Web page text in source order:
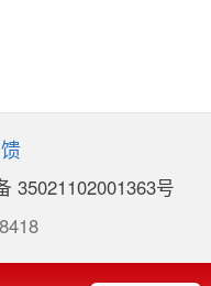
35021102001363号